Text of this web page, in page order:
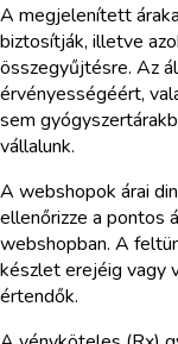
A megjelenített
biztosítják, illetve
összegyűjtésre. Az
érvényességéért,
sem
vállalunk.
A webshopok árai
ellenőrizze a pontos
webshopban. A
készlet erejéig vagy
értendők.